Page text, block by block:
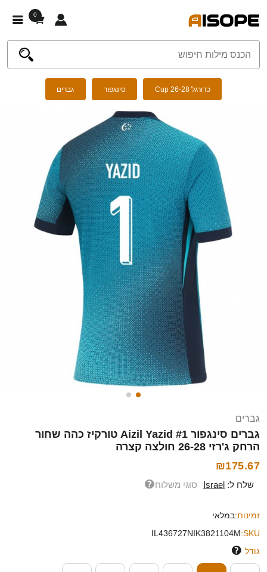
0
כדורגל Cup 26-28 סינגפור גברים
גברים
גברים סינגפור Aizil Yazid #1 טורקיז כהה שחור
הרחק ג'רזי 26-28 חולצה קצרה
₪175.67
שלח ל: Israel סוגי משלוח
זמינות:במלאי
SKU:
IL436727NIK3821104M
גודל